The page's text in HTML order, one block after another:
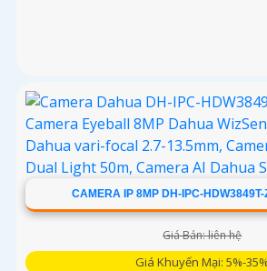
CAMERA IP 8MP DH-IPC-
Giá Bán: liên hệ
Giá Khuyến Mại: 5%-35%